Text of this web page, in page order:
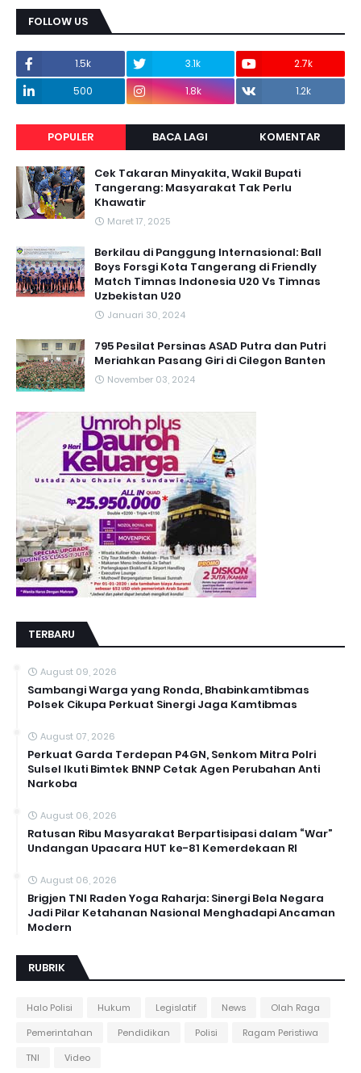
FOLLOW US
1.5k 3.1k
2.7k
500
1.8k 1.2k
POPULER BACA LAGI KOMENTAR
Cek Takaran Minyakita, Wakil Bupati
Tangerang: Masyarakat Tak Perlu
Khawatir
Maret 17, 2025
Berkilau di Panggung Internasional: Ball
Boys Forsgi Kota Tangerang di Friendly
Match Timnas Indonesia U20 Vs Timnas
Uzbekistan U20
Januari 30, 2024
795 Pesilat Persinas ASAD Putra dan Putri
Meriahkan Pasang Giri di Cilegon Banten
November 03, 2024
TERBARU
August 09, 2026
Sambangi Warga yang Ronda, Bhabinkamtibmas
Polsek Cikupa Perkuat Sinergi Jaga Kamtibmas
August 07, 2026
Perkuat Garda Terdepan P4GN, Senkom Mitra Polri
Sulsel Ikuti Bimtek BNNP Cetak Agen Perubahan Anti
Narkoba
August 06, 2026
Ratusan Ribu Masyarakat Berpartisipasi dalam “War”
Undangan Upacara HUT ke-81 Kemerdekaan RI
August 06, 2026
Brigjen TNI Raden Yoga Raharja: Sinergi Bela Negara
Jadi Pilar Ketahanan Nasional Menghadapi Ancaman
Modern
RUBRIK
Halo Polisi Hukum Legislatif News
Olah Raga
Pemerintahan
Pendidikan Polisi
Ragam Peristiwa
TNI
Video